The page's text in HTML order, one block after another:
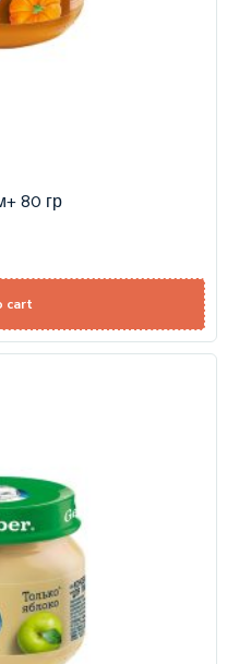
80 гр
cart